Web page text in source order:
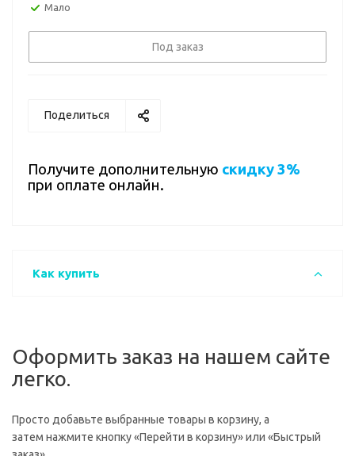
Мало
Под заказ
Поделиться
Получите дополнительную скидку 3%
при оплате онлайн.
Как купить
Оформить заказ на нашем сайте
легко.
Просто добавьте выбранные товары в корзину, а
затем нажмите кнопку «Перейти в корзину» или «Быстрый